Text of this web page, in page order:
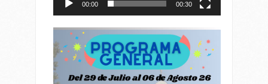
00:00 00:30